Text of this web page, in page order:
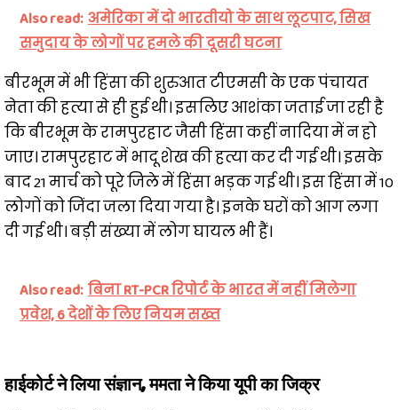
Also read: अमेरिका में दो भारतीयो के साथ लूटपाट, सिख
समुदाय के लोगों पर हमले की दूसरी घटना
बीरभूम में भी हिंसा की शुरुआत टीएमसी के एक पंचायत
नेता की हत्या से ही हुई थी। इसलिए आशंका जताई जा रही है
कि बीरभूम के रामपुरहाट जैसी हिंसा कहीं नादिया में न हो
जाए। रामपुरहाट में भादू शेख की हत्या कर दी गई थी। इसके
बाद 21 मार्च को पूरे जिले में हिंसा भड़क गई थी। इस हिंसा में 10
लोगों को जिंदा जला दिया गया है। इनके घरों को आग लगा
दी गई थी। बड़ी संख्या में लोग घायल भी हैं।
Also read: बिना RT-PCR रिपोर्ट के भारत में नहीं मिलेगा
प्रवेश, 6 देशों के लिए नियम सख्त
हाईकोर्ट ने लिया संज्ञान, ममता ने किया यूपी का जिक्र